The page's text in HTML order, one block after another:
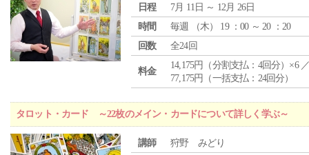
日程
7月 11日 ～ 12月 26日
時間
毎週 （木） 19 ：00 ～ 20 ：20
回数
全24回
料金
14,175円（分割支払：4回分）×6
77,175円（一括支払：24回分）
タロット・カード ～22枚のメイン・カードについて詳しく学ぶ～
講師
狩野 みどり